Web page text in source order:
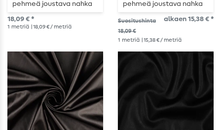
pehmeä joustava nahka
Bordeaux
18,09 € *
1 metriä | 18,09 € / metriä
pehmeä joustava nahka
laivastonsininen
Suositushinta
18,09 €
alkaen 15,38 € *
1 metriä | 15,38 € / metriä